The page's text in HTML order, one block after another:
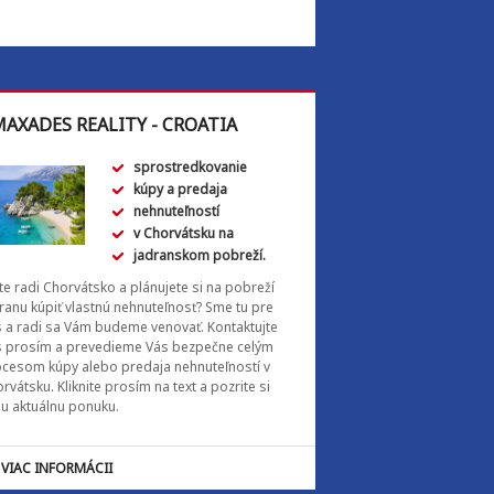
REALITY - CROATIA
sprostredkovanie
kúpy a predaja
nehnuteľností
v Chorvátsku na
jadranskom pobreží.
radi Chorvátsko a plánujete si na pobreží
kúpiť vlastnú nehnuteľnosť? Sme tu pre
a radi sa Vám budeme venovať. Kontaktujte
prosím a prevedieme Vás bezpečne celým
kúpy alebo predaja nehnuteľností v
Kliknite prosím na text a pozrite si
aktuálnu ponuku.
VIAC INFORMÁCII